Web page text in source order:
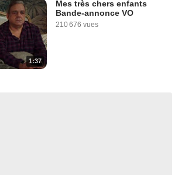
1:37
Mes très chers enfants
Bande-annonce VO
210 676 vues